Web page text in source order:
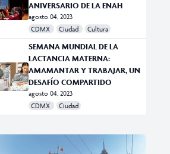
ANIVERSARIO DE LA ENAH
agosto 04, 2023
CDMX
Ciudad Cultura
SEMANA MUNDIAL DE LA
LACTANCIA MATERNA:
AMAMANTAR Y TRABAJAR, UN
DESAFÍO COMPARTIDO
agosto 04, 2023
CDMX
Ciudad